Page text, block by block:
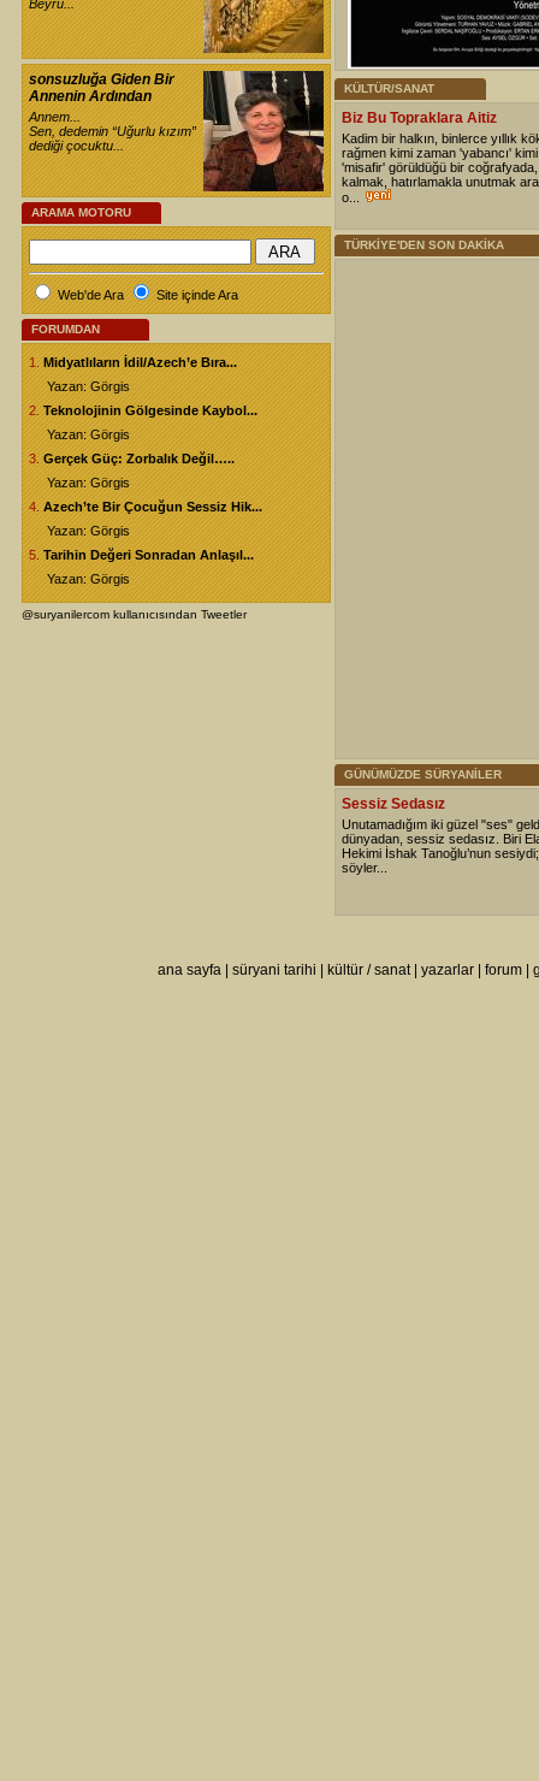
Beyru...
sonsuzluğa Giden Bir
Annenin Ardından
Annem...
Sen, dedemin “Uğurlu kızım”
dediği çocuktu...
ARAMA MOTORU
Web'de Ara Site içinde Ara
FORUMDAN
1.
Midyatlıların İdil/Azech’e Bıra...
Yazan: Görgis
2. Teknolojinin Gölgesinde Kaybol...
Yazan: Görgis
3. Gerçek Güç: Zorbalık Değil…..
Yazan: Görgis
4. Azech’te Bir Çocuğun Sessiz Hik...
Yazan: Görgis
5. Tarihin Değeri Sonradan Anlaşıl...
Yazan: Görgis
@suryanilercom kullanıcısından Tweetler
KÜLTÜR/SANAT
Biz Bu Topraklara Aitiz
Kadim bir halkın, binlerce yıllık
rağmen kimi zaman 'yabancı'
'misafir' görüldüğü bir
kalmak, hatırlamakla unutmak
o...
TÜRKİYE'DEN SON DAKİKA
GÜNÜMÜZDE SÜRYANİLER
Sessiz Sedasız
Unutamadığım iki güzel "ses"
dünyadan, sessiz sedasız. Biri
Hekimi İshak Tanoğlu’nun
söyler...
ana sayfa süryani tarihi kültür / sanat| yazarlar forum